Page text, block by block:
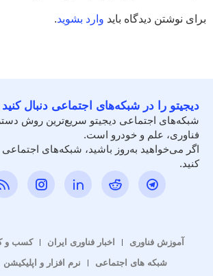
برای نوشتن دیدگاه باید وارد بشوید.
دیجیتو را در شبکه‌های اجتماعی دنبال کنید
شبکه‌های اجتماعی دیجیتو سریع‌ترین روش
فناوری، علم و خودرو است.
اگر می‌خواهید به‌روز باشید، شبکه‌های اجتماعی
کنید.
آموزش فناوری اخبار فناوری ایران کسب و
شبکه های اجتماعی
نرم افزار و اپلیکیشن